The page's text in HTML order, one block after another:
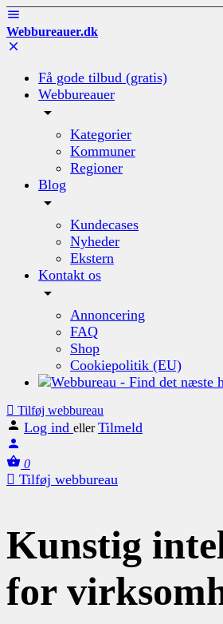
Webbureauer.dk
Få gode tilbud (gratis)
Webbureauer
Kategorier
Kommuner
Regioner
Blog
Kundecases
Nyheder
Ekstern
Kontakt os
Annoncering
FAQ
Shop
Cookiepolitik (EU)
Tilføj webbureau
Log ind eller Tilmeld
0
Tilføj webbureau
Kunstig
for